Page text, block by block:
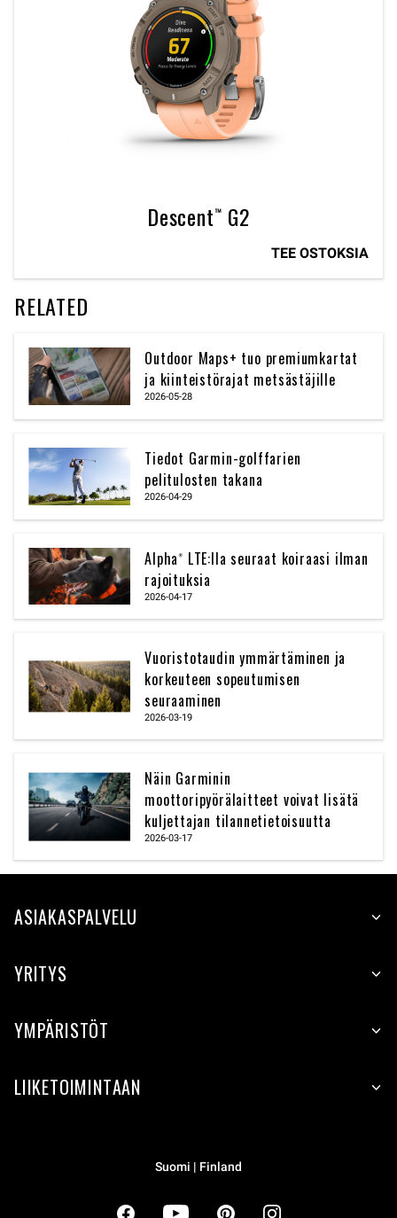
Descent™ G2
TEE OSTOKSIA
RELATED
Outdoor Maps+ tuo premiumkartat
ja kiinteistörajat metsästäjille
2026-05-28
Tiedot Garmin-golffarien
pelitulosten takana
2026-04-29
Alpha® LTE:lla seuraat koiraasi ilman
rajoituksia
2026-04-17
Vuoristotaudin ymmärtäminen ja
korkeuteen sopeutumisen
seuraaminen
2026-03-19
Näin Garminin
moottoripyörälaitteet voivat lisätä
kuljettajan tilannetietoisuutta
2026-03-17
ASIAKASPALVELU
YRITYS
YMPÄRISTÖT
LIIKETOIMINTAAN
Suomi | Finland